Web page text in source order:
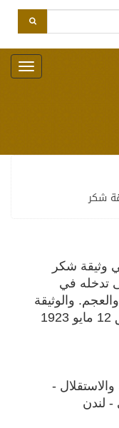
Toggle
navigation
شكر
وثيقة شكر
تدخله في
والوثيقة
مؤرخة 27 رمضان 1341 هـ الموافق 12 مايو 1923
-
- لندن